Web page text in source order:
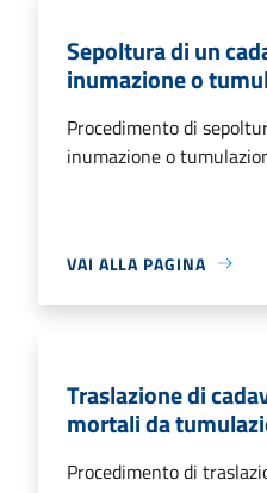
Sepoltura di un
inumazione o
Procedimento di
inumazione o
VAI ALLA PAGINA
Traslazione di
mortali da
Procedimento di